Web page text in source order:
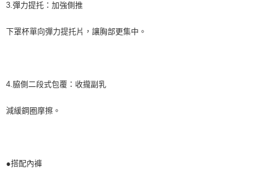
3.彈力提托：加強側推
下罩杯單向彈力提托片，讓胸部更集中。
4.脇側二段式包覆：收攏副乳
減緩鋼圈摩擦。
●搭配內褲